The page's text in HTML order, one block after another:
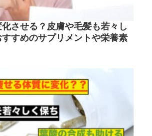
させる？皮膚や毛髪も若々し
すすめのサプリメントや栄養素